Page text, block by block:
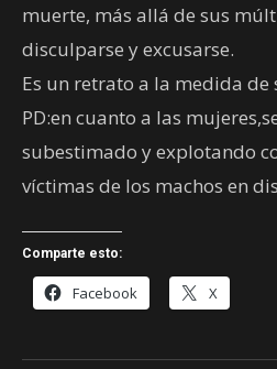
muerte, más allá de sus
disculparse y excusarse.
Es un retrato a la medida
PD:en cuanto a las
subestimado y explotando
víctimas de los machos en
Comparte esto:
Facebook X